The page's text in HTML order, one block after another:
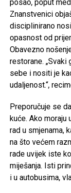
posao, poput
Znanstvenici
disciplinirano
opasnost od
Obavezno
restorane.
sebe i nositi je
udaljenost.“,
Preporučuje se
kuće. Ako moraju
rad u smjenama,
na što većem
rade uvijek iste
miješanja. Isti
i u autobusima,